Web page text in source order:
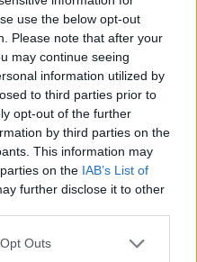
use the below opt-out
Please note that after your
may continue seeing
information utilized by
to third parties prior to
opt-out of the further
by third parties on the
This information may
on the IAB’s List of
further disclose it to other
Outs
Alconchel, Higuera
Fresno y Jerez de
un
el colorido rosa y
primavera y el
en invierno. Un
de todo el año,